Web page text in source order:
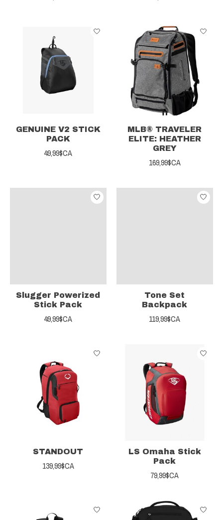
GENUINE V2 STICK
PACK
49,99$CA
MLB® TRAVELER
ELITE: HEATHER
GREY
169,99$CA
Slugger Powerized
Stick Pack
49,99$CA
Tone Set
Backpack
119,99$CA
STANDOUT
139,99$CA
LS Omaha Stick
Pack
79,99$CA